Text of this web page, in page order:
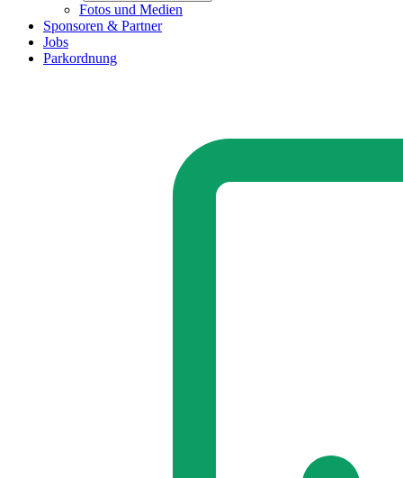
Fotos und Medien
Sponsoren & Partner
Jobs
Parkordnung